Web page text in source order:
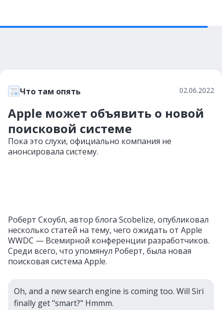
Что там опять 02.06.2022
Apple может объявить о новой
поисковой системе
Пока это слухи, официально компания не
анонсировала систему.
Роберт Скоубл, автор блога Scobelize, опубликовал
несколько статей на тему, чего ожидать от Apple
WWDC — Всемирной конференции разработчиков.
Среди всего, что упомянул Роберт, была новая
поисковая система Apple.
Oh, and a new search engine is coming too. Will Siri
finally get "smart?" Hmmm.